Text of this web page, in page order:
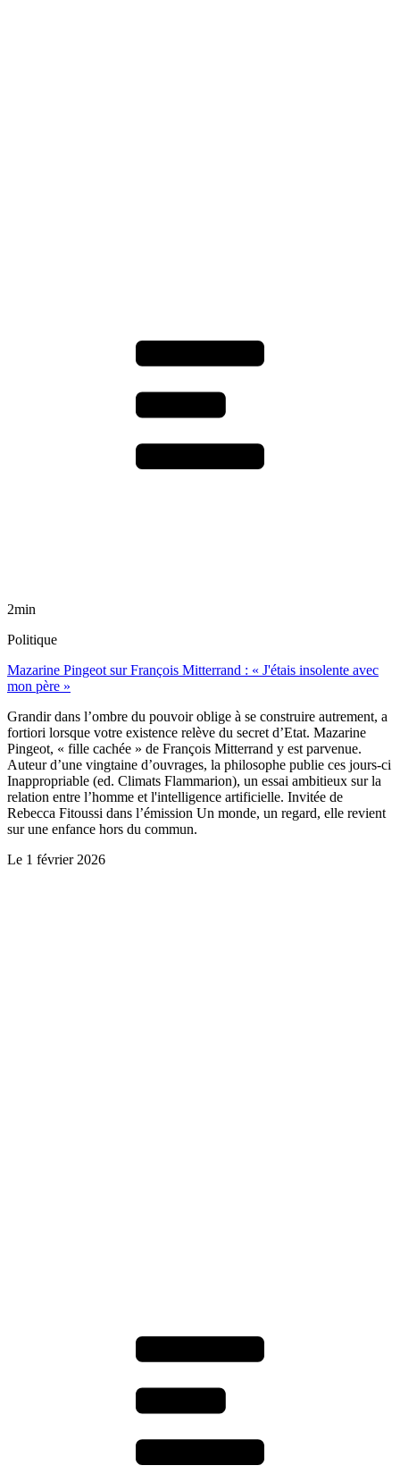
2min
Politique
Mazarine Pingeot sur François Mitterrand : « J'étais insolente avec
mon père »
Grandir dans l’ombre du pouvoir oblige à se construire autrement, a
fortiori lorsque votre existence relève du secret d’Etat. Mazarine
Pingeot, « fille cachée » de François Mitterrand y est parvenue.
Auteur d’une vingtaine d’ouvrages, la philosophe publie ces jours-ci
Inappropriable (ed. Climats Flammarion), un essai ambitieux sur la
relation entre l’homme et l'intelligence artificielle. Invitée de
Rebecca Fitoussi dans l’émission Un monde, un regard, elle revient
sur une enfance hors du commun.
Le 1 février 2026